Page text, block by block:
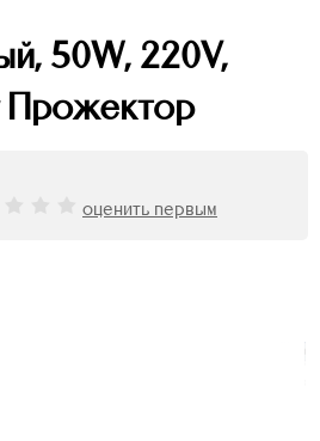
50W, 220V,
Прожектор
оценить первым